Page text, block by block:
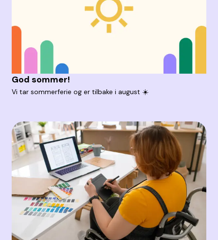
God sommer!
Vi tar sommerferie og er tilbake i august ☀️